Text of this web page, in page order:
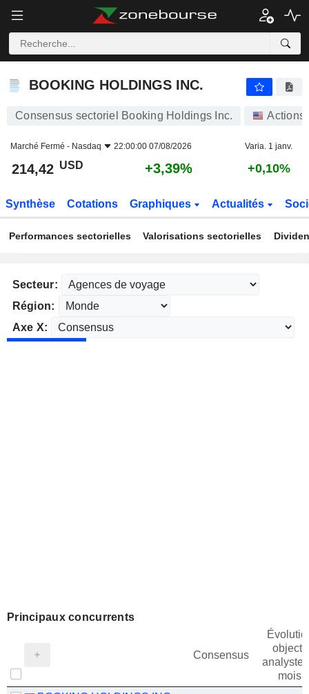
BOOKING HOLDINGS INC.
BOOKING HOLDINGS INC.
Consensus sectoriel Booking Holdings Inc. Actions
Marché Fermé - Nasdaq 22:00:00 07/08/2026 Varia. 1 janv.
214,42 USD +3,39% +0,10%
Synthèse Cotations Graphiques Actualités
Performances sectorielles Valorisations sectorielles
Secteur:
Région:
Axe X:
Principaux concurrents
Consensus
objectif
mois